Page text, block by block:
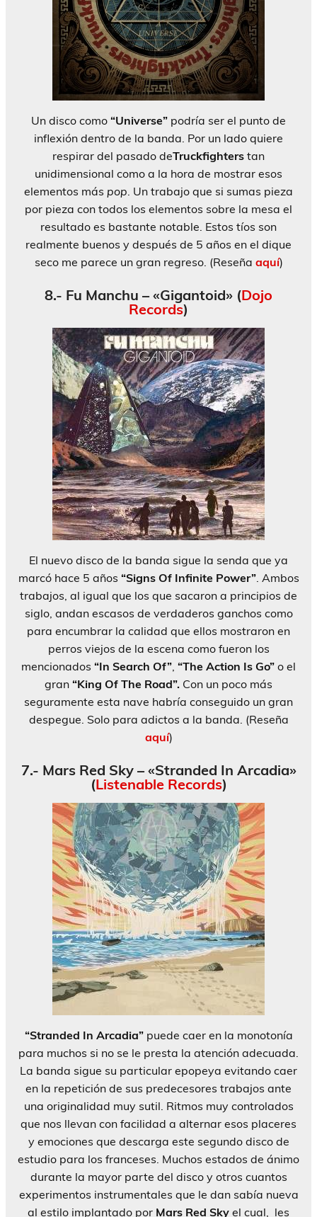
Un disco como “Universe” podría ser el punto de
inflexión dentro de la banda. Por un lado quiere
respirar del pasado deTruckfighters tan
unidimensional como a la hora de mostrar esos
elementos más pop . Un trabajo que si sumas pieza
por pieza con todos los elementos sobre la mesa el
resultado es bastante notable. Estos tíos son
realmente buenos y después de 5 años en el dique
seco me parece un gran regreso. (Reseña aquí)
8.- Fu Manchu – «Gigantoid» (Dojo
Records)
El nuevo disco de la banda sigue la senda que ya
marcó hace 5 años “Signs Of Infinite Power”. Ambos
trabajos, al igual que los que sacaron a principios de
siglo, andan escasos de verdaderos ganchos como
para encumbrar la calidad que ellos mostraron en
perros viejos de la escena como fueron los
mencionados “In Search Of” “The Action Is Go” o el
gran “King Of The Road”. Con un poco más
seguramente esta nave habría conseguido un gran
despegue. Solo para adictos a la banda. (Reseña
aquí)
7.- Mars Red Sky – «Stranded In Arcadia»
(Listenable Records)
“Stranded In Arcadia”puede caer en la monotonía
para muchos si no se le presta la atención adecuada.
La banda sigue su particular epopeya evitando caer
en la repetición de sus predecesores trabajos ante
una originalidad muy sutil. Ritmos muy controlados
que nos llevan con facilidad a alternar esos placeres
y emociones que descarga este segundo disco de
estudio para los franceses. Muchos estados de ánimo
durante la mayor parte del disco y otros cuantos
experimentos instrumentales que le dan sabía nueva
al estilo implantado por Mars Red Sky el cual, les